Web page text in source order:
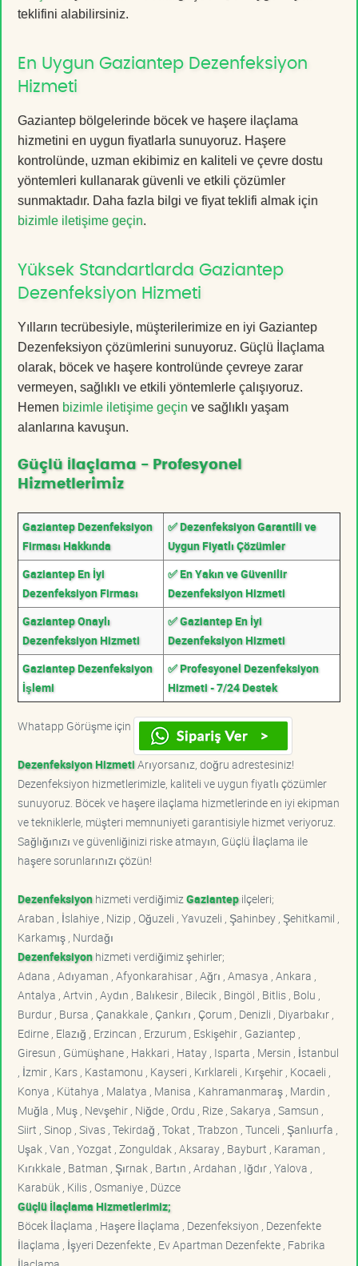
teklifini alabilirsiniz.
En Uygun Gaziantep Dezenfeksiyon
Hizmeti
Gaziantep bölgelerinde böcek ve haşere ilaçlama
hizmetini en uygun fiyatlarla sunuyoruz. Haşere
kontrolünde, uzman ekibimiz en kaliteli ve çevre dostu
yöntemleri kullanarak güvenli ve etkili çözümler
sunmaktadır. Daha fazla bilgi ve fiyat teklifi almak için
bizimle iletişime geçin.
Yüksek Standartlarda Gaziantep
Dezenfeksiyon Hizmeti
Yılların tecrübesiyle, müşterilerimize en iyi Gaziantep
Dezenfeksiyon çözümlerini sunuyoruz. Güçlü İlaçlama
olarak, böcek ve haşere kontrolünde çevreye zarar
vermeyen, sağlıklı ve etkili yöntemlerle çalışıyoruz.
Hemen bizimle iletişime geçin ve sağlıklı yaşam
alanlarına kavuşun.
Güçlü İlaçlama - Profesyonel
Hizmetlerimiz
Gaziantep Dezenfeksiyon
Firması Hakkında
✅ Dezenfeksiyon Garantili ve
Uygun Fiyatlı Çözümler
Gaziantep En İyi
Dezenfeksiyon Firması
✅ En Yakın ve Güvenilir
Dezenfeksiyon Hizmeti
Gaziantep Onaylı
Dezenfeksiyon Hizmeti
✅ Gaziantep En İyi
Dezenfeksiyon Hizmeti
Gaziantep Dezenfeksiyon
İşlemi
✅ Profesyonel Dezenfeksiyon
Hizmeti - 7/24 Destek
Whatapp Görüşme için
Dezenfeksiyon HizmetiArıyorsanız, doğru adrestesiniz!
Dezenfeksiyon hizmetlerimizle, kaliteli ve uygun fiyatlı çözümler
sunuyoruz. Böcek ve haşere ilaçlama hizmetlerinde en iyi ekipman
ve tekniklerle, müşteri memnuniyeti garantisiyle hizmet veriyoruz.
Sağlığınızı ve güvenliğinizi riske atmayın, Güçlü İlaçlama ile
haşere sorunlarınızı çözün!
Dezenfeksiyonhizmeti verdiğimiz Gaziantepilçeleri;
Araban , İslahiye , Nizip , Oğuzeli , Yavuzeli , Şahinbey , Şehitkamil ,
Karkamış , Nurdağı
Dezenfeksiyonhizmeti verdiğimiz şehirler;
Adana , Adıyaman , Afyonkarahisar , Ağrı , Amasya , Ankara ,
Antalya , Artvin , Aydın , Balıkesir , Bilecik , Bingöl , Bitlis , Bolu ,
Burdur , Bursa , Çanakkale , Çankırı , Çorum , Denizli , Diyarbakır ,
Edirne , Elazığ , Erzincan , Erzurum , Eskişehir , Gaziantep ,
Giresun , Gümüşhane , Hakkari , Hatay , Isparta , Mersin , İstanbul
, İzmir , Kars , Kastamonu , Kayseri , Kırklareli , Kırşehir , Kocaeli ,
Konya , Kütahya , Malatya , Manisa , Kahramanmaraş , Mardin ,
Muğla , Muş , Nevşehir , Niğde , Ordu , Rize , Sakarya , Samsun ,
Siirt , Sinop , Sivas , Tekirdağ , Tokat , Trabzon , Tunceli , Şanlıurfa ,
Uşak , Van , Yozgat , Zonguldak , Aksaray , Bayburt , Karaman ,
Kırıkkale , Batman , Şırnak , Bartın , Ardahan , Iğdır , Yalova ,
Karabük , Kilis , Osmaniye , Düzce
Güçlü İlaçlama Hizmetlerimiz;
Böcek İlaçlama , Haşere İlaçlama , Dezenfeksiyon , Dezenfekte
İlaçlama , İşyeri Dezenfekte , Ev Apartman Dezenfekte , Fabrika